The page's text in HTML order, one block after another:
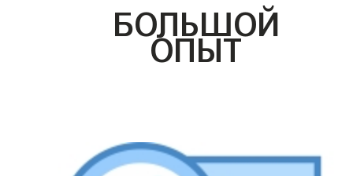
БОЛЬШОЙ
ОПЫТ